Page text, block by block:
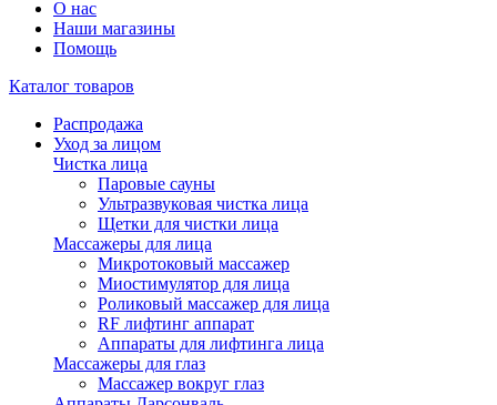
О нас
Наши магазины
Помощь
Каталог товаров
Распродажа
Уход за лицом
Чистка лица
Паровые сауны
Ультразвуковая чистка лица
Щетки для чистки лица
Массажеры для лица
Микротоковый массажер
Миостимулятор для лица
Роликовый массажер для лица
RF лифтинг аппарат
Аппараты для лифтинга лица
Массажеры для глаз
Массажер вокруг глаз